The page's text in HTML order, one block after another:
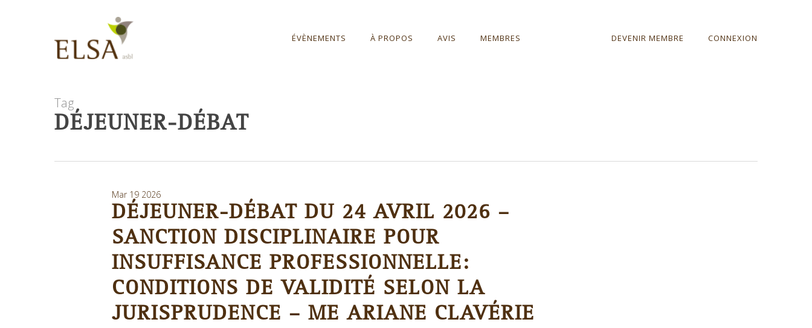
ÉVÈNEMENTS À PROPOS AVIS MEMBRES DEVENIR MEMBRE CONNEXION
Tag
DÉJEUNER-DÉBAT
Mar 19 2026
DÉJEUNER-DÉBAT DU 24 AVRIL 2026 –
SANCTION DISCIPLINAIRE POUR
INSUFFISANCE PROFESSIONNELLE:
CONDITIONS DE VALIDITÉ SELON LA
JURISPRUDENCE – ME ARIANE CLAVÉRIE